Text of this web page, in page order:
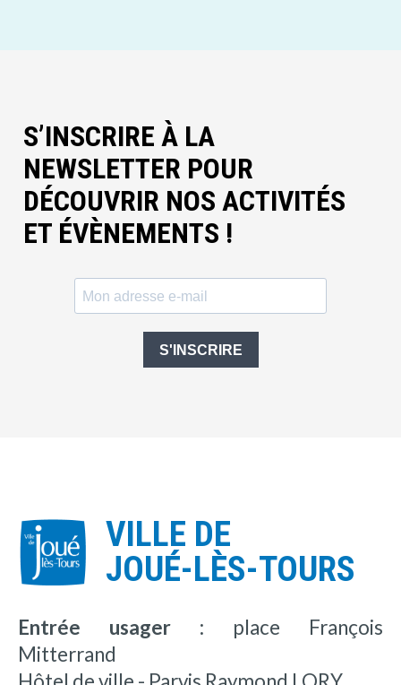
S’INSCRIRE À LA
NEWSLETTER POUR
DÉCOUVRIR NOS ACTIVITÉS
ET ÉVÈNEMENTS !
S'INSCRIRE
VILLE DE
JOUÉ-LÈS-TOURS
Entrée usager : place François
Mitterrand